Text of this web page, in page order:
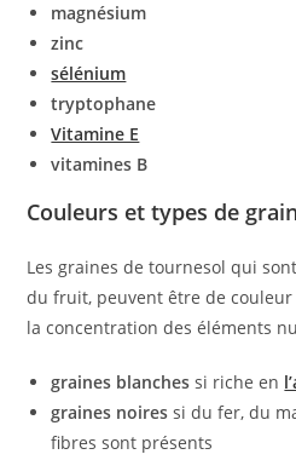
magnésium
zinc
sélénium
tryptophane
Vitamine E
vitamines B
Couleurs et types de
Les graines de tournesol qui
du fruit, peuvent être de
la concentration des éléments
graines blanches si riche en
graines noires si du fer, du
fibres sont présents